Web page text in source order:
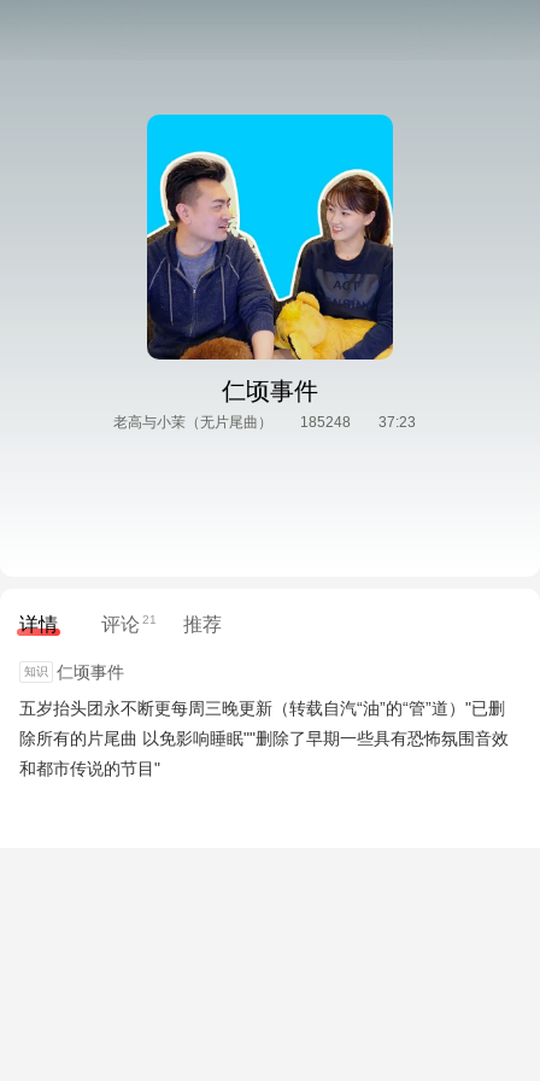
仁顷事件
老高与小茉（无片尾曲） 185248 37:23
详情 评论 21 推荐
仁顷事件
五岁抬头团永不断更每周三晚更新（转载自汽“油”的“管”道）"已删
除所有的片尾曲 以免影响睡眠""删除了早期一些具有恐怖氛围音效
和都市传说的节目"